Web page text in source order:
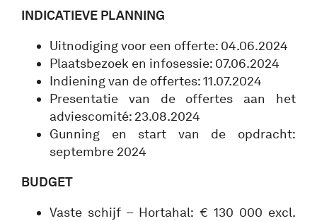
INDICATIEVE PLANNING
Uitnodiging voor een offerte: 04.06.2024
Plaatsbezoek en infosessie: 07.06.2024
Indiening van de offertes: 11.07.2024
Presentatie van de offertes aan het
adviescomité: 23.08.2024
Gunning en start van de opdracht:
septembre 2024
BUDGET
Vaste schijf – Hortahal: € 130 000 excl.